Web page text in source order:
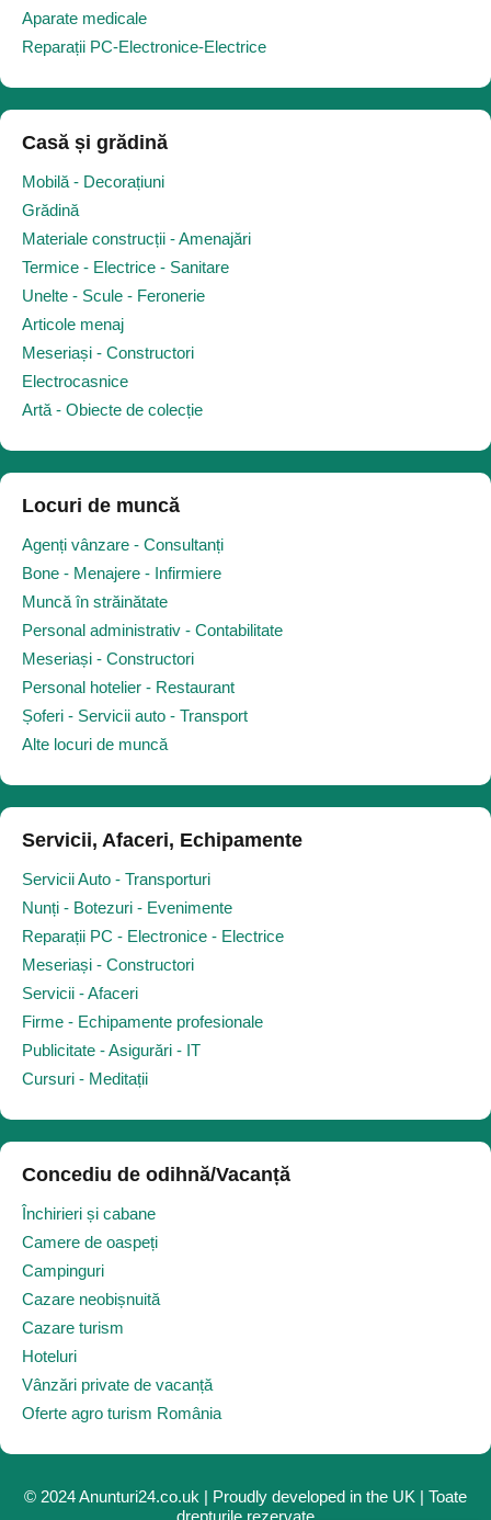
Aparate medicale
Reparații PC-Electronice-Electrice
Casă și grădină
Mobilă - Decorațiuni
Grădină
Materiale construcții - Amenajări
Termice - Electrice - Sanitare
Unelte - Scule - Feronerie
Articole menaj
Meseriași - Constructori
Electrocasnice
Artă - Obiecte de colecție
Locuri de muncă
Agenți vânzare - Consultanți
Bone - Menajere - Infirmiere
Muncă în străinătate
Personal administrativ - Contabilitate
Meseriași - Constructori
Personal hotelier - Restaurant
Șoferi - Servicii auto - Transport
Alte locuri de muncă
Servicii, Afaceri, Echipamente
Servicii Auto - Transporturi
Nunți - Botezuri - Evenimente
Reparații PC - Electronice - Electrice
Meseriași - Constructori
Servicii - Afaceri
Firme - Echipamente profesionale
Publicitate - Asigurări - IT
Cursuri - Meditații
Concediu de odihnă/Vacanță
Închirieri și cabane
Camere de oaspeți
Campinguri
Cazare neobișnuită
Cazare turism
Hoteluri
Vânzări private de vacanță
Oferte agro turism România
© 2024 Anunturi24.co.uk | Proudly developed in the UK | Toate
drepturile rezervate